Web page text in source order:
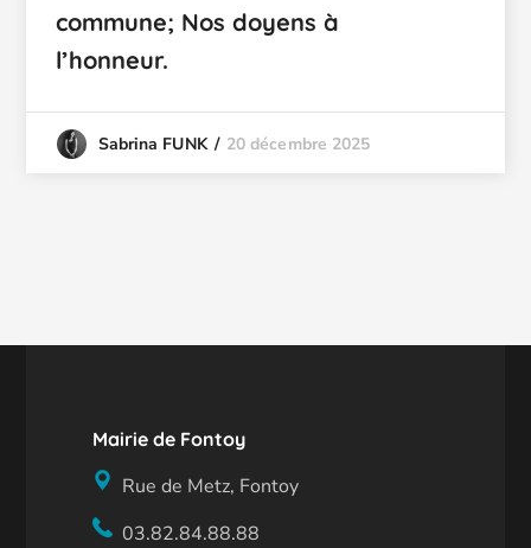
commune; Nos doyens à
l’honneur.
Sabrina FUNK 20 décembre 2025
Mairie de Fontoy
Rue de Metz, Fontoy
03.82.84.88.88